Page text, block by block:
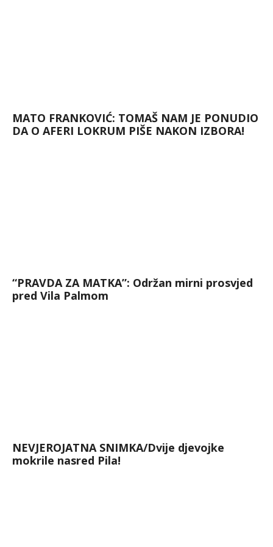
MATO FRANKOVIĆ: TOMAŠ NAM JE PONUDIO
DA O AFERI LOKRUM PIŠE NAKON IZBORA!
“PRAVDA ZA MATKA”: Održan mirni prosvjed
pred Vila Palmom
NEVJEROJATNA SNIMKA/Dvije djevojke
mokrile nasred Pila!